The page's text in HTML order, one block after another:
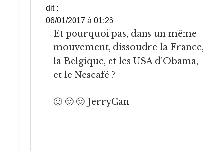
dit :
06/01/2017 à 01:26
Et pourquoi pas, dans un même
mouvement, dissoudre la France,
la Belgique, et les USA d’Obama,
et le Nescafé ?
🙂 🙂 🙂 JerryCan